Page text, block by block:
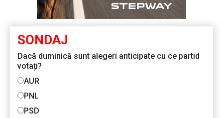
SONDAJ
Dacă duminică sunt alegeri anticipate cu ce partid
votați?
AUR
PNL
PSD